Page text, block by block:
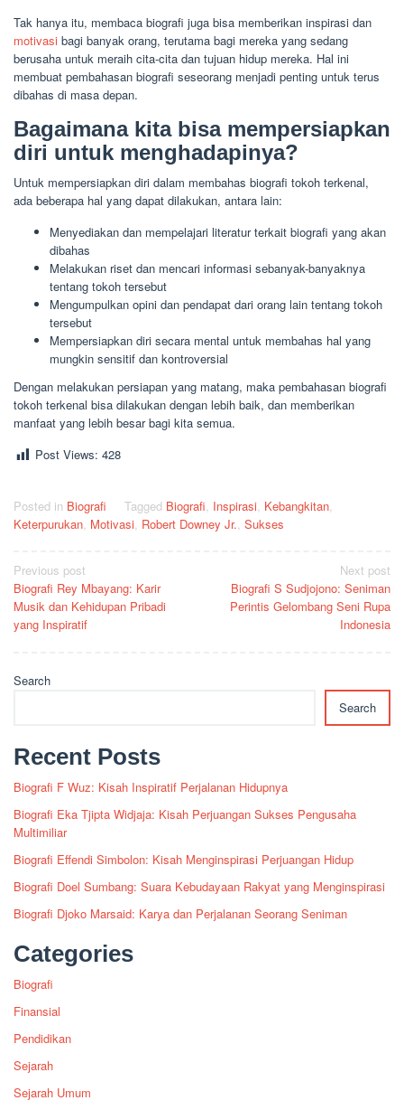
Tak hanya itu, membaca biografi juga bisa memberikan inspirasi dan
motivasi bagi banyak orang, terutama bagi mereka yang sedang
berusaha untuk meraih cita-cita dan tujuan hidup mereka. Hal ini
membuat pembahasan biografi seseorang menjadi penting untuk terus
dibahas di masa depan.
Bagaimana kita bisa mempersiapkan
diri untuk menghadapinya?
Untuk mempersiapkan diri dalam membahas biografi tokoh terkenal,
ada beberapa hal yang dapat dilakukan, antara lain:
Menyediakan dan mempelajari literatur terkait biografi yang akan
dibahas
Melakukan riset dan mencari informasi sebanyak-banyaknya
tentang tokoh tersebut
Mengumpulkan opini dan pendapat dari orang lain tentang tokoh
tersebut
Mempersiapkan diri secara mental untuk membahas hal yang
mungkin sensitif dan kontroversial
Dengan melakukan persiapan yang matang, maka pembahasan biografi
tokoh terkenal bisa dilakukan dengan lebih baik, dan memberikan
manfaat yang lebih besar bagi kita semua.
Post Views: 428
Posted in Biografi Tagged Biografi Inspirasi Kebangkitan
Keterpurukan Motivasi Robert Downey Jr. Sukses
Post
navigation
Previous post
Biografi Rey Mbayang: Karir
Musik dan Kehidupan Pribadi
yang Inspiratif
Next post
Biografi S Sudjojono: Seniman
Perintis Gelombang Seni Rupa
Indonesia
Search
Search
Recent Posts
Biografi F Wuz: Kisah Inspiratif Perjalanan Hidupnya
Biografi Eka Tjipta Widjaja: Kisah Perjuangan Sukses Pengusaha
Multimiliar
Biografi Effendi Simbolon: Kisah Menginspirasi Perjuangan Hidup
Biografi Doel Sumbang: Suara Kebudayaan Rakyat yang Menginspirasi
Biografi Djoko Marsaid: Karya dan Perjalanan Seorang Seniman
Categories
Biografi
Finansial
Pendidikan
Sejarah
Sejarah Umum